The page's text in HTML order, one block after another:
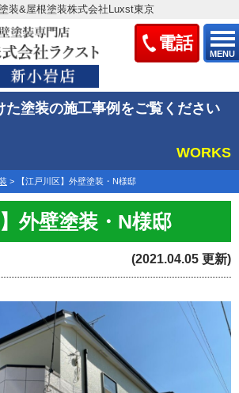
電話
MENU
装&屋根塗装株式会社Luxst東京
た塗装の施工事例をご覧ください
WORKS
> 【江戸川区】外壁塗装・N様邸
】外壁塗装・N様邸
(2021.04.05 更新)